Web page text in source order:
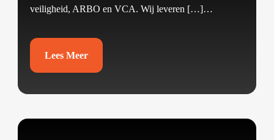
veiligheid, ARBO en VCA.​ Wij leveren […]…
Lees Meer